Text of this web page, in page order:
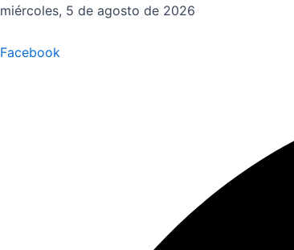
Ir
contenido
miércoles, 5 de agosto de 2026
Facebook